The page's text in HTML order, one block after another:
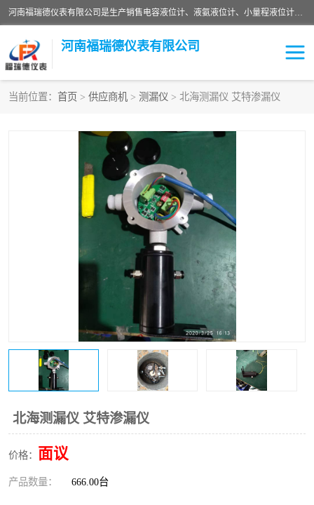
河南福瑞德仪表有限公司是生产销售电容液位计、液氨液位计、小量程液位计定制、智能锅炉水位计、液氮液位计等；并在产品开发、研制的过程中，吸取国内外仪器仪表的技术精华，建立了一支高、精、尖的科研开发队伍，使产品性能不断升级。
河南福瑞德仪表有限公司
当前位置： 首页 > 供应商机 > 测漏仪 > 北海测漏仪 艾特渗漏仪
北海测漏仪 艾特渗漏仪
价格： 面议
产品数量： 666.00台
液氮液位计
液位计传感器定制
物位计
锅炉水位计
智能锅炉水位计